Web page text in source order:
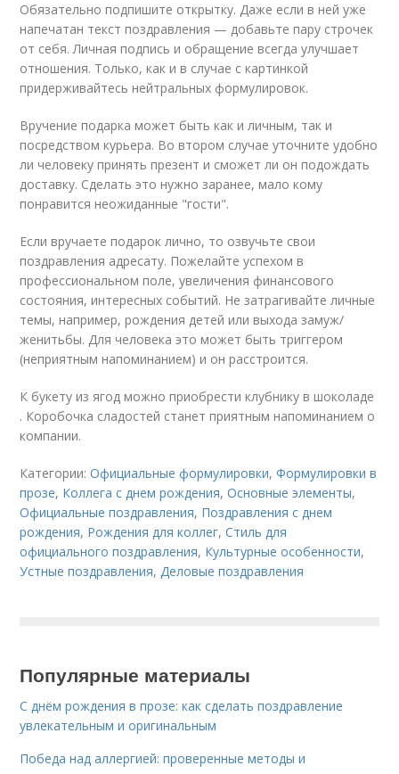
Обязательно подпишите открытку. Даже если в ней уже
напечатан текст поздравления — добавьте пару строчек
от себя. Личная подпись и обращение всегда улучшает
отношения. Только, как и в случае с картинкой
придерживайтесь нейтральных формулировок.
Вручение подарка может быть как и личным, так и
посредством курьера. Во втором случае уточните удобно
ли человеку принять презент и сможет ли он подождать
доставку. Сделать это нужно заранее, мало кому
понравится неожиданные "гости".
Если вручаете подарок лично, то озвучьте свои
поздравления адресату. Пожелайте успехом в
профессиональном поле, увеличения финансового
состояния, интересных событий. Не затрагивайте личные
темы, например, рождения детей или выхода замуж/
женитьбы. Для человека это может быть триггером
(неприятным напоминанием) и он расстроится.
К букету из ягод можно приобрести клубнику в шоколаде
. Коробочка сладостей станет приятным напоминанием о
компании.
Категории:Официальные формулировки,Формулировки в
прозе, Коллега с днем рождения,Основные элементы,
Официальные поздравления, Поздравления с днем
рождения, Рождения для коллег,Стиль для
официального поздравления, Культурные особенности,
Устные поздравления,Деловые поздравления
Популярные материалы
С днём рождения в прозе: как сделать поздравление
увлекательным и оригинальным
Победа над аллергией: проверенные методы и